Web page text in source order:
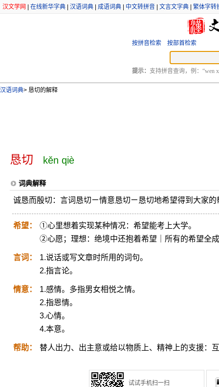
汉文学网 在线新华字典 汉语词典 成语词典 中文转拼音 文言文字典 繁体字转
按拼音检索 按部首检索
提示： 支持拼音查询，例：“wen
汉语词典> 恳切的解释
恳切 kěn qiè
词典解释
诚恳而殷切：言词恳切ㄧ情意恳切ㄧ恳切地希望得到大家的
希望：
①心里想着实现某种情况：希望能考上大学。
②心愿；理想：绝境中还抱着希望｜所有的希望全
言词：
1.说话或写文章时所用的词句。
2.指言论。
情意：
1.感情。多指男女相悦之情。
2.指恩情。
3.心情。
4.本意。
帮助： 替人出力、出主意或给以物质上、精神上的支援：
试试手机扫一扫